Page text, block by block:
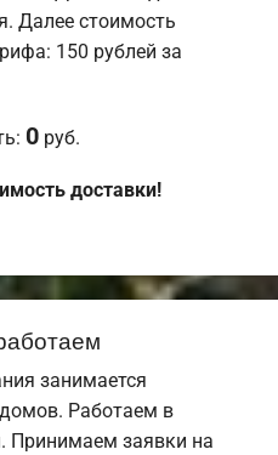
Далее стоимость
150 рублей за
0 руб.
доставки!
занимается
Работаем в
Принимаем заявки на